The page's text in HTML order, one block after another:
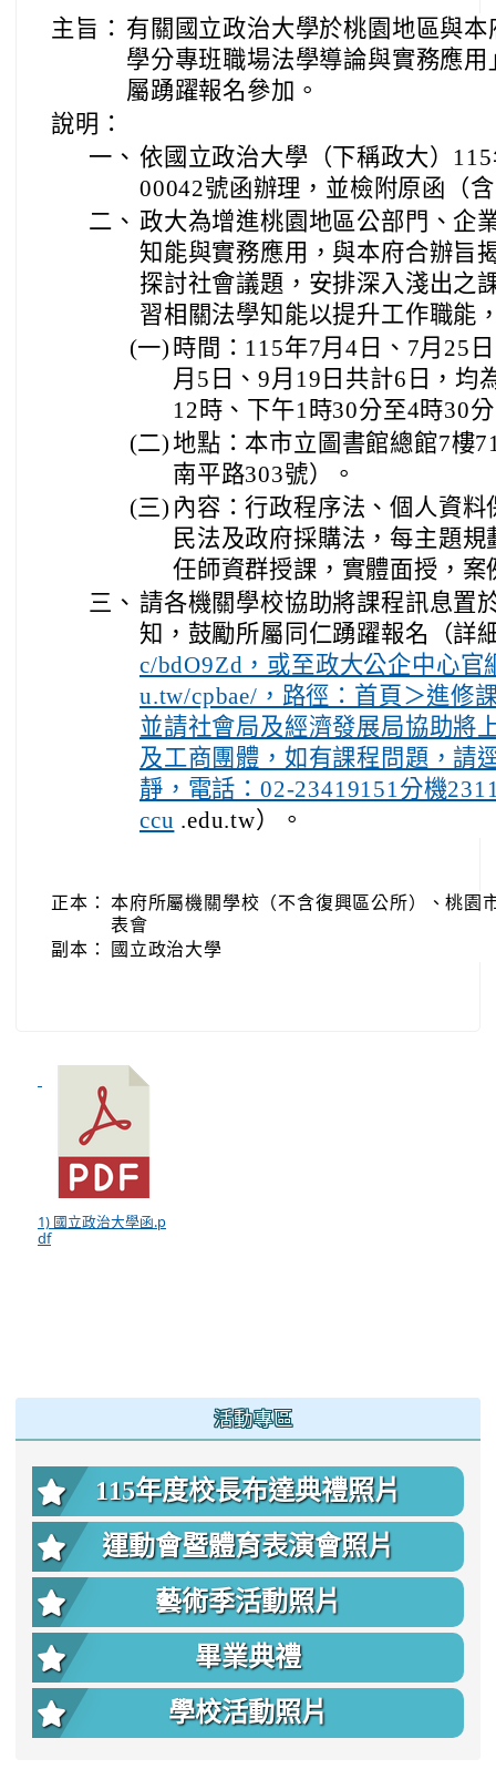
主旨： 有關國立政治大學於桃園地區與
學分專班職場法學導論與實務應
屬踴躍報名參加。
說明：
一、 依國立政治大學（下稱政大）
00042號函辦理，並檢附原函（
二、 政大為增進桃園地區公部門、企
知能與實務應用，與本府合辦旨
探討社會議題，安排深入淺出之
習相關法學知能以提升工作職能
(一) 時間：115年7月4日、7月25
月5日、9月19日共計6日，均
12時、下午1時30分至4時30
(二)地點：本市立圖書館總館7樓
南平路303號）。
(三) 內容：行政程序法、個人資
民法及政府採購法，每主題
任師資群授課，實體面授，案
三、 請各機關學校協助將課程訊息置
知，鼓勵所屬同仁踴躍報名（詳
c/bdO9Zd，或至政大公企中心官
u.tw/cpbae/，路徑：首頁＞進修
並請社會局及經濟發展局協助將
及工商團體，如有課程問題，請
靜，電話：02-23419151分機
ccu .edu.tw）。
正本： 本府所屬機關學校（不含復興區公所）、桃園
表會
副本：
國立政治大學
1) 國立政治大學函.p
df
活動專區
115年度校長布達典禮照片
運動會暨體育表演會照片
藝術季活動照片
畢業典禮
學校活動照片